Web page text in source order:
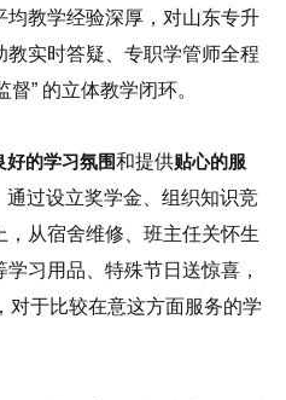
均教学经验深厚，对山东专升
实时答疑、专职学管师全程
” 的立体教学闭环。
好的学习氛围和提供贴心的服
通过设立奖学金、组织知识竞
从宿舍维修、班主任关怀生
习用品、特殊节日送惊喜，
对于比较在意这方面服务的学